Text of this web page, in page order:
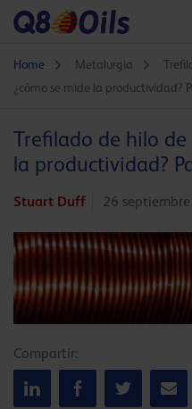
Home Metalurgia
¿cómo se mide la productividad?
Trefilado de hilo de
la productividad?
Stuart Duff 26
Compartir: